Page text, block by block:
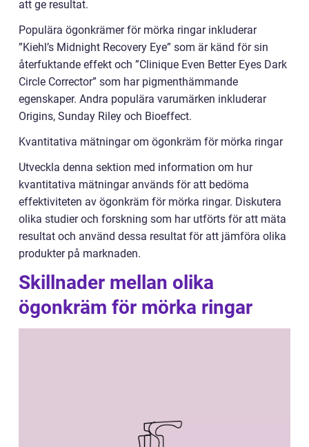
att ge resultat.
Populära ögonkrämer för mörka ringar inkluderar
”Kiehl’s Midnight Recovery Eye” som är känd för sin
återfuktande effekt och ”Clinique Even Better Eyes Dark
Circle Corrector” som har pigmenthämmande
egenskaper. Andra populära varumärken inkluderar
Origins, Sunday Riley och Bioeffect.
Kvantitativa mätningar om ögonkräm för mörka ringar
Utveckla denna sektion med information om hur
kvantitativa mätningar används för att bedöma
effektiviteten av ögonkräm för mörka ringar. Diskutera
olika studier och forskning som har utförts för att mäta
resultat och använd dessa resultat för att jämföra olika
produkter på marknaden.
Skillnader mellan olika
ögonkräm för mörka ringar